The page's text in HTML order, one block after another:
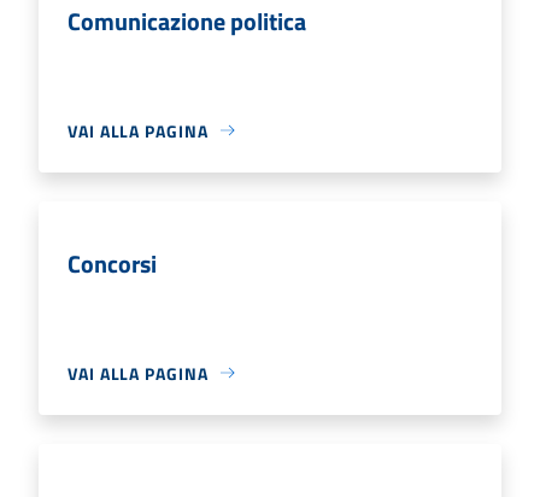
Comunicazione politica
VAI ALLA PAGINA
Concorsi
VAI ALLA PAGINA